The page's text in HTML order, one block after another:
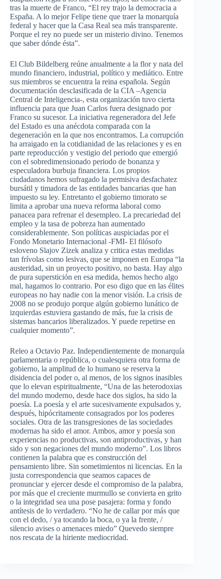
tras la muerte de Franco, “El rey trajo la democracia a
España. A lo mejor Felipe tiene que traer la monarquía
federal y hacer que la Casa Real sea más transparente.
Porque el rey no puede ser un misterio divino. Tenemos
que saber dónde ésta”.
El Club Bildelberg reúne anualmente a la flor y nata del
mundo financiero, industrial, político y mediático. Entre
sus miembros se encuentra la reina española. Según
documentación desclasificada de la CIA –Agencia
Central de Inteligencia-, esta organización tuvo cierta
influencia para que Juan Carlos fuera designado por
Franco su sucesor. La iniciativa regeneradora del Jefe
del Estado es una anécdota comparada con la
degeneración en la que nos encontramos. La corrupción
ha arraigado en la cotidianidad de las relaciones y es en
parte reproducción y vestigio del periodo que emergió
con el sobredimensionado periodo de bonanza y
especuladora burbuja financiera. Los propios
ciudadanos hemos sufragado la permisiva desfachatez
bursátil y timadora de las entidades bancarias que han
impuesto su ley. Entretanto el gobierno timorato se
limita a aprobar una nueva reforma laboral como
panacea para refrenar el desempleo. La precariedad del
empleo y la tasa de pobreza han aumentado
considerablemente. Son políticas auspiciadas por el
Fondo Monetario Internacional -FMI- El filósofo
esloveno Slajov Zizek analiza y critica estas medidas
tan frívolas como lesivas, que se imponen en Europa “la
austeridad, sin un proyecto positivo, no basta. Hay algo
de pura superstición en esa medida, hemos hecho algo
mal, hagamos lo contrario. Por eso digo que en las élites
europeas no hay nadie con la menor visión. La crisis de
2008 no se produjo porque algún gobierno lunático de
izquierdas estuviera gastando de más, fue la crisis de
sistemas bancarios liberalizados. Y puede repetirse en
cualquier momento”.
Releo a Octavio Paz. Independientemente de monarquía
parlamentaria o república, o cualesquiera otra forma de
gobierno, la amplitud de lo humano se reserva la
disidencia del poder o, al menos, de los signos inasibles
que lo elevan espiritualmente, “Una de las heterodoxias
del mundo moderno, desde hace dos siglos, ha sido la
poesía. La poesía y el arte sucesivamente expulsados y,
después, hipócritamente consagrados por los poderes
sociales. Otra de las transgresiones de las sociedades
modernas ha sido el amor. Ambos, amor y poesía son
experiencias no productivas, son antiproductivas, y han
sido y son negaciones del mundo moderno”. Los libros
contienen la palabra que es construcción del
pensamiento libre. Sin sometimientos ni licencias. En la
justa correspondencia que seamos capaces de
pronunciar y ejercer desde el compromiso de la palabra,
por más que el creciente murmullo se convierta en grito
o la integridad sea una pose pasajera: forma y fondo
antítesis de lo verdadero. “No he de callar por más que
con el dedo, / ya tocando la boca, o ya la frente, /
silencio avises o amenaces miedo” Quevedo siempre
nos rescata de la hiriente mediocridad.